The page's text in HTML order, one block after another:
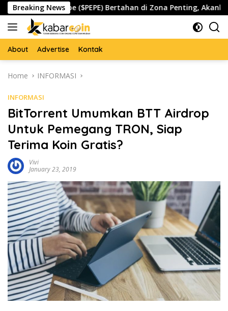
Skip
to
content
Breaking News
Pepe ($PEPE) Bertahan di Zona Penting, Akankah
About Advertise Kontak
Home INFORMASI
INFORMASI
BitTorrent Umumkan BTT Airdrop
Untuk Pemegang TRON, Siap
Terima Koin Gratis?
Vivi
January 23, 2019